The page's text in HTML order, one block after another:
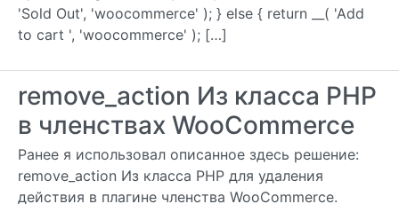
'Sold Out', 'woocommerce' ); } else { return __( 'Add
to cart ', 'woocommerce' ); […]
remove_action Из класса PHP
в членствах WooCommerce
Ранее я использовал описанное здесь решение:
remove_action Из класса PHP для удаления
действия в плагине членства WooCommerce.